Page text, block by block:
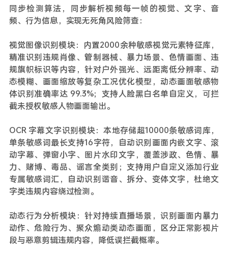
同步检测算法，同步解析视频每一帧的视觉、文字、音
频、行为信息，实现无死角风险筛查：
视觉图像识别模块：内置2000余种敏感视觉元素特征库，
精准识别违规肖像、管制器械、暴力场景、色情画面、违
规旗帜标识等内容，针对户外强光、远距离低分辨率、动
态模糊、画面缩放等复杂工况优化模型，动态画面敏感物
体识别准确率达 99.3%；支持人脸黑白名单自定义，可拦
截未授权敏感人物画面输出。
OCR 字幕文字识别模块：本地存储超10000条敏感词库，
单条敏感词最长支持16字符，自动识别画面内嵌文字、滚
动字幕、弹窗小字、图片水印文字，覆盖涉政、色情、暴
力、赌博、毒品、谣言全类别；支持用户自定义添加行业
专属敏感词汇，自动识别谐音、拆分、变体文字，杜绝文
字类违规内容绕过检测。
动态行为分析模块：针对持续直播场景，识别画面内暴力
动作、危险行为、聚众煽动类动态画面，区分正常影视片
段与恶意剪辑违规内容，降低误拦截概率。